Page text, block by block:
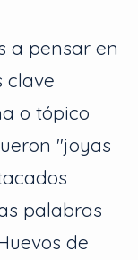
a pensar en
clave
o tópico
"joyas
palabras
de